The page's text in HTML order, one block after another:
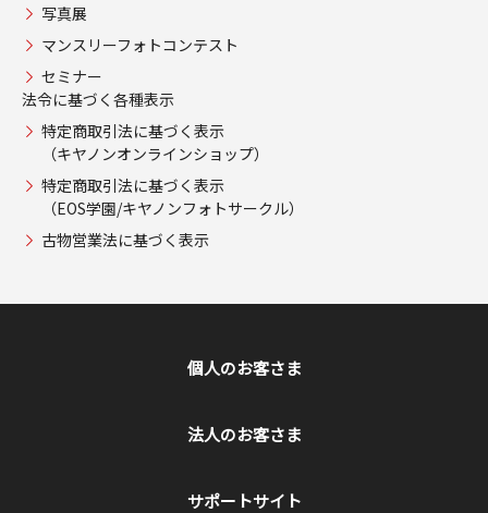
写真展
マンスリーフォトコンテスト
セミナー
法令に基づく各種表示
特定商取引法に基づく表示
（キヤノンオンラインショップ）
特定商取引法に基づく表示
（EOS学園/キヤノンフォトサークル）
古物営業法に基づく表示
個人のお客さま
法人のお客さま
サポートサイト